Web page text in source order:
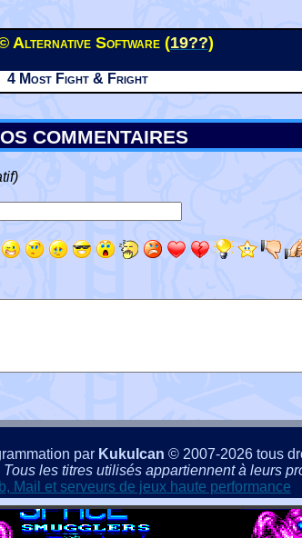
Alternative Software (19??)
4 Most Fight & Fright
COMMENTAIRES
par Kukulcan © 2007-2026 tous
les titres utilisés appartiennent à leurs
Mail et serveurs de jeux haute performance